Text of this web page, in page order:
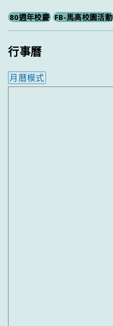
80週年校慶 FB-馬高校園活動
行事曆
月曆模式